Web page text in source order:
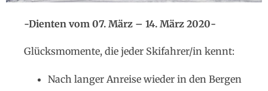
-Dienten vom 07. März – 14. März 2020-
Glücksmomente, die jeder Skifahrer/in kennt:
Nach langer Anreise wieder in den Bergen